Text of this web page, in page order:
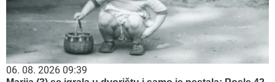
06. 08. 2026 09:39